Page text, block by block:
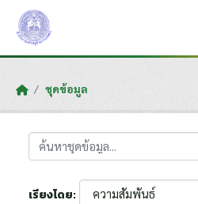
Skip to main content
ชุดข้อมูล
เรียงโดย